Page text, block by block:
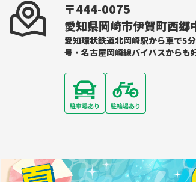
〒444-0075
愛知県岡崎市伊賀町西郷
愛知環状鉄道北岡崎駅から車で5
号・名古屋岡崎線バイパスからも